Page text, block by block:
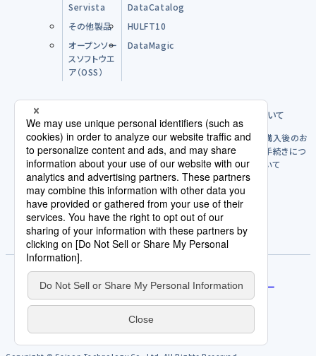
Servista
DataCatalog
その他製品
HULFT10
オープンソー
スソフトウエ
ア（OSS）
DataMagic
購入前のFAQ 製品のご購入方法について
購入後につ
いて
購入後のお
手続きにつ
いて
パートナー
ライセンスポリシー
使用許諾契約/利用規約
評価版を試す
サービス規約免責事項人権方針契約発注取引規約
個人情報の取扱いについてプライバシーポリシーサイトポリシー
CookieポリシーAI倫理原則
カスタマーハラスメントに関する当社の考え方